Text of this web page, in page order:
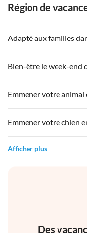
Région de
Afficher plus
Des